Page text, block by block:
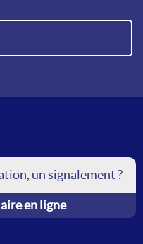
un signalement ?
en ligne